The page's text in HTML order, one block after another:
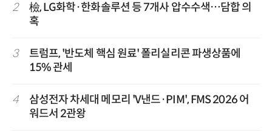
2
檢, LG화학·한화솔루션 등 7개사 압수수색…담합 의
혹
3
트럼프, '반도체 핵심 원료' 폴리실리콘 파생상품에
15% 관세
4
삼성전자 차세대 메모리 'V낸드·PIM', FMS 2026 어
워드서 2관왕